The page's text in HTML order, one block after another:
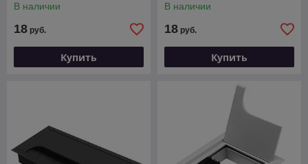
В наличии
18 руб.
Купить
В наличии
18 руб.
Купить